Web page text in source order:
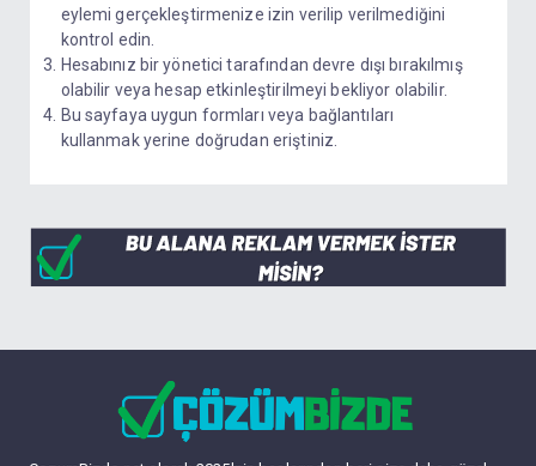
eylemi gerçekleştirmenize izin verilip verilmediğini
kontrol edin.
Hesabınız bir yönetici tarafından devre dışı bırakılmış
olabilir veya hesap etkinleştirilmeyi bekliyor olabilir.
Bu sayfaya uygun formları veya bağlantıları
kullanmak yerine doğrudan eriştiniz.